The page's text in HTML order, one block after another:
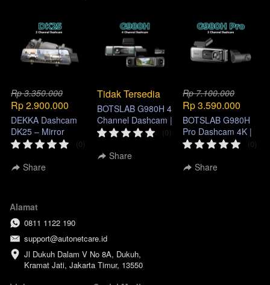
Rp 3.350.000
Rp 2.900.000
DEKKA Dashcam
DK25 – Mirror
Dashcam 4K Dual(0)
Share
Tidak Tersedia
BOTSLAB G980H 4
Channel Dashcam |
360° Car Security(0)
Share
Rp 7.100.000
Rp 3.590.000
BOTSLAB G980H
Pro Dashcam 4K |
ADAS, GPS & Sony
(0)
Share
Alamat
0811 1122 190
support@autonetcare.id
Jl Dukuh Dalam V No 8A, Dukuh,
Kramat Jati, Jakarta Timur, 13550
Bekasi